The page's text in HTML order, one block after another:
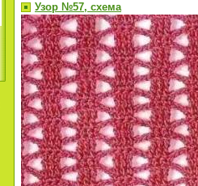
Узор №57, схема